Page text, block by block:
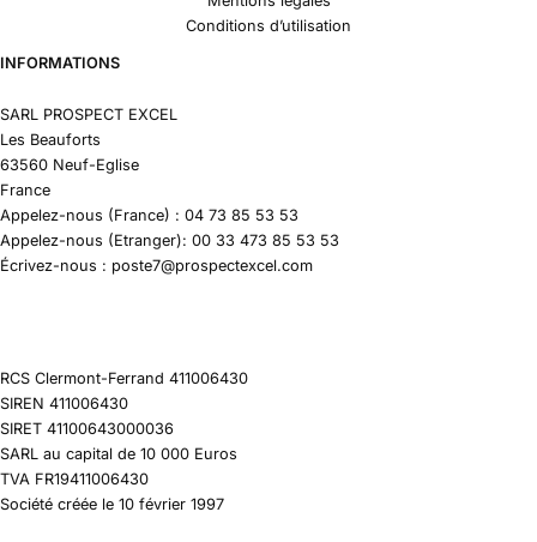
Conditions d’utilisation
INFORMATIONS
SARL PROSPECT EXCEL
Les Beauforts
63560 Neuf-Eglise
France
Appelez-nous (France) : 04 73 85 53 53
Appelez-nous (Etranger): 00 33 473 85 53 53
Écrivez-nous : poste7@prospectexcel.com
RCS Clermont-Ferrand 411006430
SIREN 411006430
SIRET 41100643000036
SARL au capital de 10 000 Euros
TVA FR19411006430
Société créée le 10 février 1997